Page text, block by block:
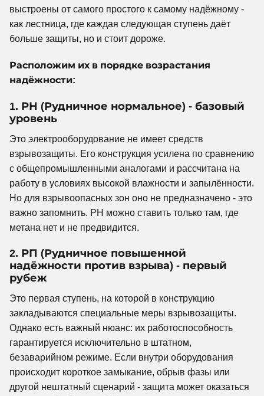
выстроены от самого простого к самому надёжному -
как лестница, где каждая следующая ступень даёт
больше защиты, но и стоит дороже.
Расположим их в порядке возрастания
надёжности:
1. РН (Рудничное нормальное) - базовый
уровень
Это электрооборудование не имеет средств
взрывозащиты. Его конструкция усилена по сравнению
с общепромышленными аналогами и рассчитана на
работу в условиях высокой влажности и запылённости.
Но для взрывоопасных зон оно не предназначено - это
важно запомнить. РН можно ставить только там, где
метана нет и не предвидится.
2. РП (Рудничное повышенной
надёжности против взрыва) - первый
рубеж
Это первая ступень, на которой в конструкцию
закладываются специальные меры взрывозащиты.
Однако есть важный нюанс: их работоспособность
гарантируется исключительно в штатном,
безаварийном режиме. Если внутри оборудования
происходит короткое замыкание, обрыв фазы или
другой нештатный сценарий - защита может оказаться